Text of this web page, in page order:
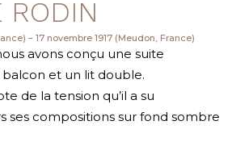
RODIN
– 17 novembre 1917 (Meudon, France)
avons conçu une suite
et un lit double.
de la tension qu’il a su
ses compositions sur fond sombre